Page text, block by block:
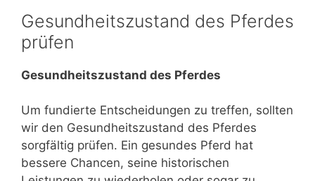
Gesundheitszustand des Pferdes
prüfen
Gesundheitszustand des Pferdes
Um fundierte Entscheidungen zu treffen, sollten
wir den Gesundheitszustand des Pferdes
sorgfältig prüfen. Ein gesundes Pferd hat
bessere Chancen, seine historischen